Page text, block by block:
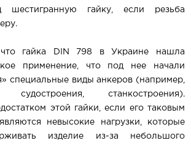
шестигранную гайку, если резьба
что гайка DIN 798 в Украине нашла
применение, что под нее начали
специальные виды анкеров (например,
станкостроения).
этой гайки, если его таковым
невысокие нагрузки, которые
изделие из-за небольшого